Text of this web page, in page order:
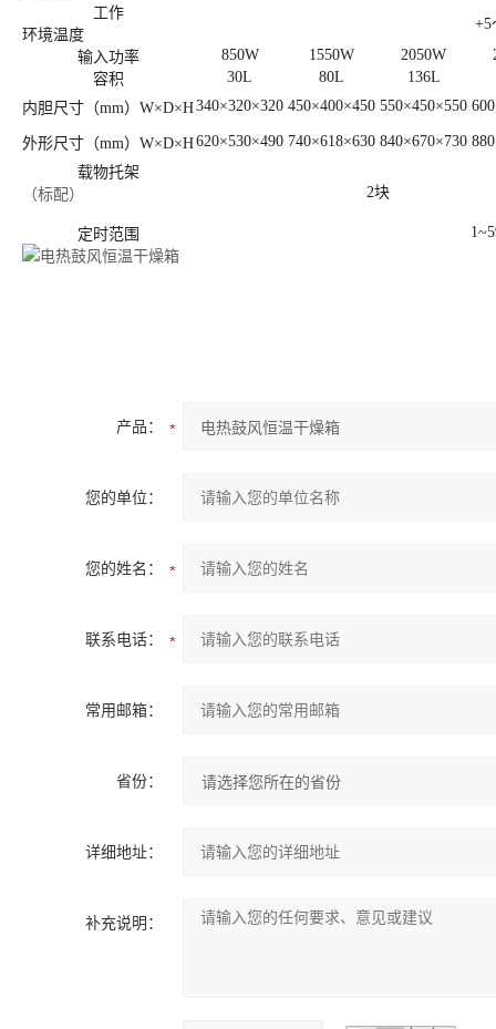
工作
环境温度
输入功率
850W 1550W 2050W
容积
30L 80L
136L
内胆尺寸（mm）W×D×H340×320×320 450×400×450 550×450×550
外形尺寸（mm）W×D×H620×530×490 740×618×630 840×670×730
载物托架
（标配） 2块
定时范围
产品：
您的单位：
您的姓名：
联系电话：
常用邮箱：
省份：
详细地址：
补充说明：